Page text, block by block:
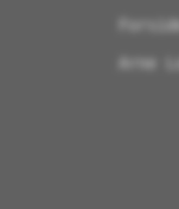
Arne